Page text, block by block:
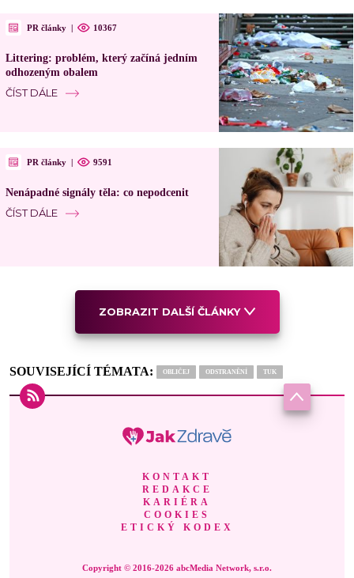
PR články | 10367
Littering: problém, který začíná jedním
odhozeným obalem
ČÍST DÁLE
PR články | 9591
Nenápadné signály těla: co nepodcenit
ČÍST DÁLE
ZOBRAZIT DALŠÍ ČLÁNKY
SOUVISEJÍCÍ TÉMATA: OBLIČEJ ODSTRANĚNÍ TUK
KONTAKT
REDAKCE
KARIÉRA
COOKIES
ETICKÝ KODEX
Copyright © 2016-2026 abcMedia Network, s.r.o.